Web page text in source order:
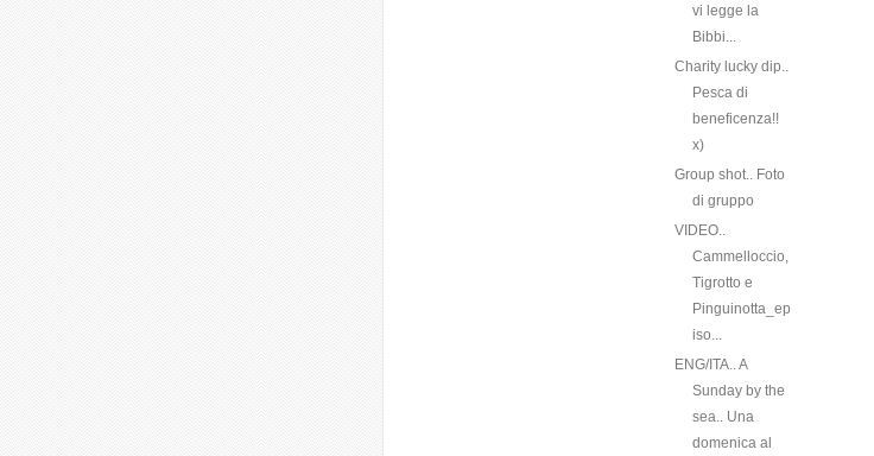
vi legge la
Bibbi...
Charity lucky dip..
Pesca di
beneficenza!!
x)
Group shot.. Foto
di gruppo
VIDEO..
Cammelloccio,
Tigrotto e
Pinguinotta_ep
iso...
ENG/ITA.. A
Sunday by the
sea.. Una
domenica al